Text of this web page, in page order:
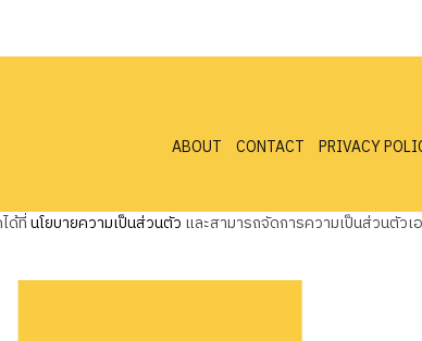
ABOUT CONTACT PRIVACY
ด้ที่นโยบายความเป็นส่วนตัว และสามารถจัดการความเป็นส่วนตัว